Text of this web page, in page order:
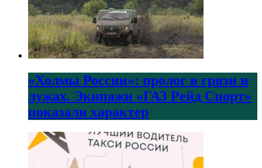
«Холмы России»: пролог в грязи и
лужах. Экипажи «ГАЗ Рейд Спорт»
показали характер